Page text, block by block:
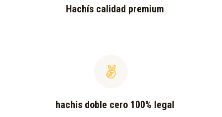
Hachís calidad premium
hachis doble cero 100% legal